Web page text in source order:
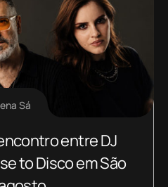
Sá
entre DJ
to Disco em São